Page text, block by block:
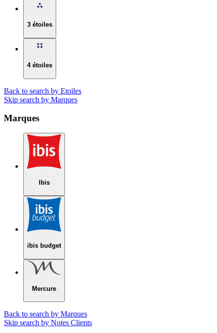
3 étoiles
4 étoiles
Back to search by Etoiles
Skip search by Marques
Marques
Ibis
ibis budget
Mercure
Back to search by Marques
Skip search by Notes Clients